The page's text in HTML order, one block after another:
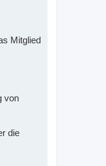
Mitglied
von
die